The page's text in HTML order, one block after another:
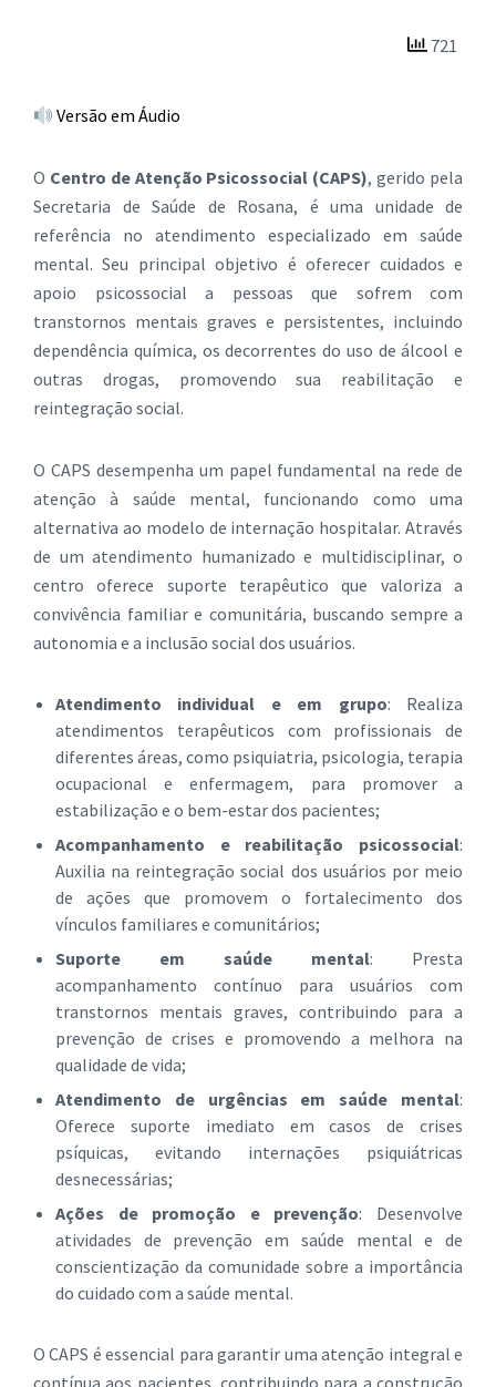
721
Versão em Áudio
O Centro de Atenção Psicossocial (CAPS), gerido pela
Secretaria de Saúde de Rosana, é uma unidade de
referência no atendimento especializado em saúde
mental. Seu principal objetivo é oferecer cuidados e
apoio psicossocial a pessoas que sofrem com
transtornos mentais graves e persistentes, incluindo
dependência química, os decorrentes do uso de álcool e
outras drogas, promovendo sua reabilitação e
reintegração social.
O CAPS desempenha um papel fundamental na rede de
atenção à saúde mental, funcionando como uma
alternativa ao modelo de internação hospitalar. Através
de um atendimento humanizado e multidisciplinar, o
centro oferece suporte terapêutico que valoriza a
convivência familiar e comunitária, buscando sempre a
autonomia e a inclusão social dos usuários.
Atendimento individual e em grupo: Realiza
atendimentos terapêuticos com profissionais de
diferentes áreas, como psiquiatria, psicologia, terapia
ocupacional e enfermagem, para promover a
estabilização e o bem-estar dos pacientes;
Acompanhamento e reabilitação psicossocial:
Auxilia na reintegração social dos usuários por meio
de ações que promovem o fortalecimento dos
vínculos familiares e comunitários;
Suporte em saúde mental: Presta
acompanhamento contínuo para usuários com
transtornos mentais graves, contribuindo para a
prevenção de crises e promovendo a melhora na
qualidade de vida;
Atendimento de urgências em saúde mental:
Oferece suporte imediato em casos de crises
psíquicas, evitando internações psiquiátricas
desnecessárias;
Ações de promoção e prevenção: Desenvolve
atividades de prevenção em saúde mental e de
conscientização da comunidade sobre a importância
do cuidado com a saúde mental.
O CAPS é essencial para garantir uma atenção integral e